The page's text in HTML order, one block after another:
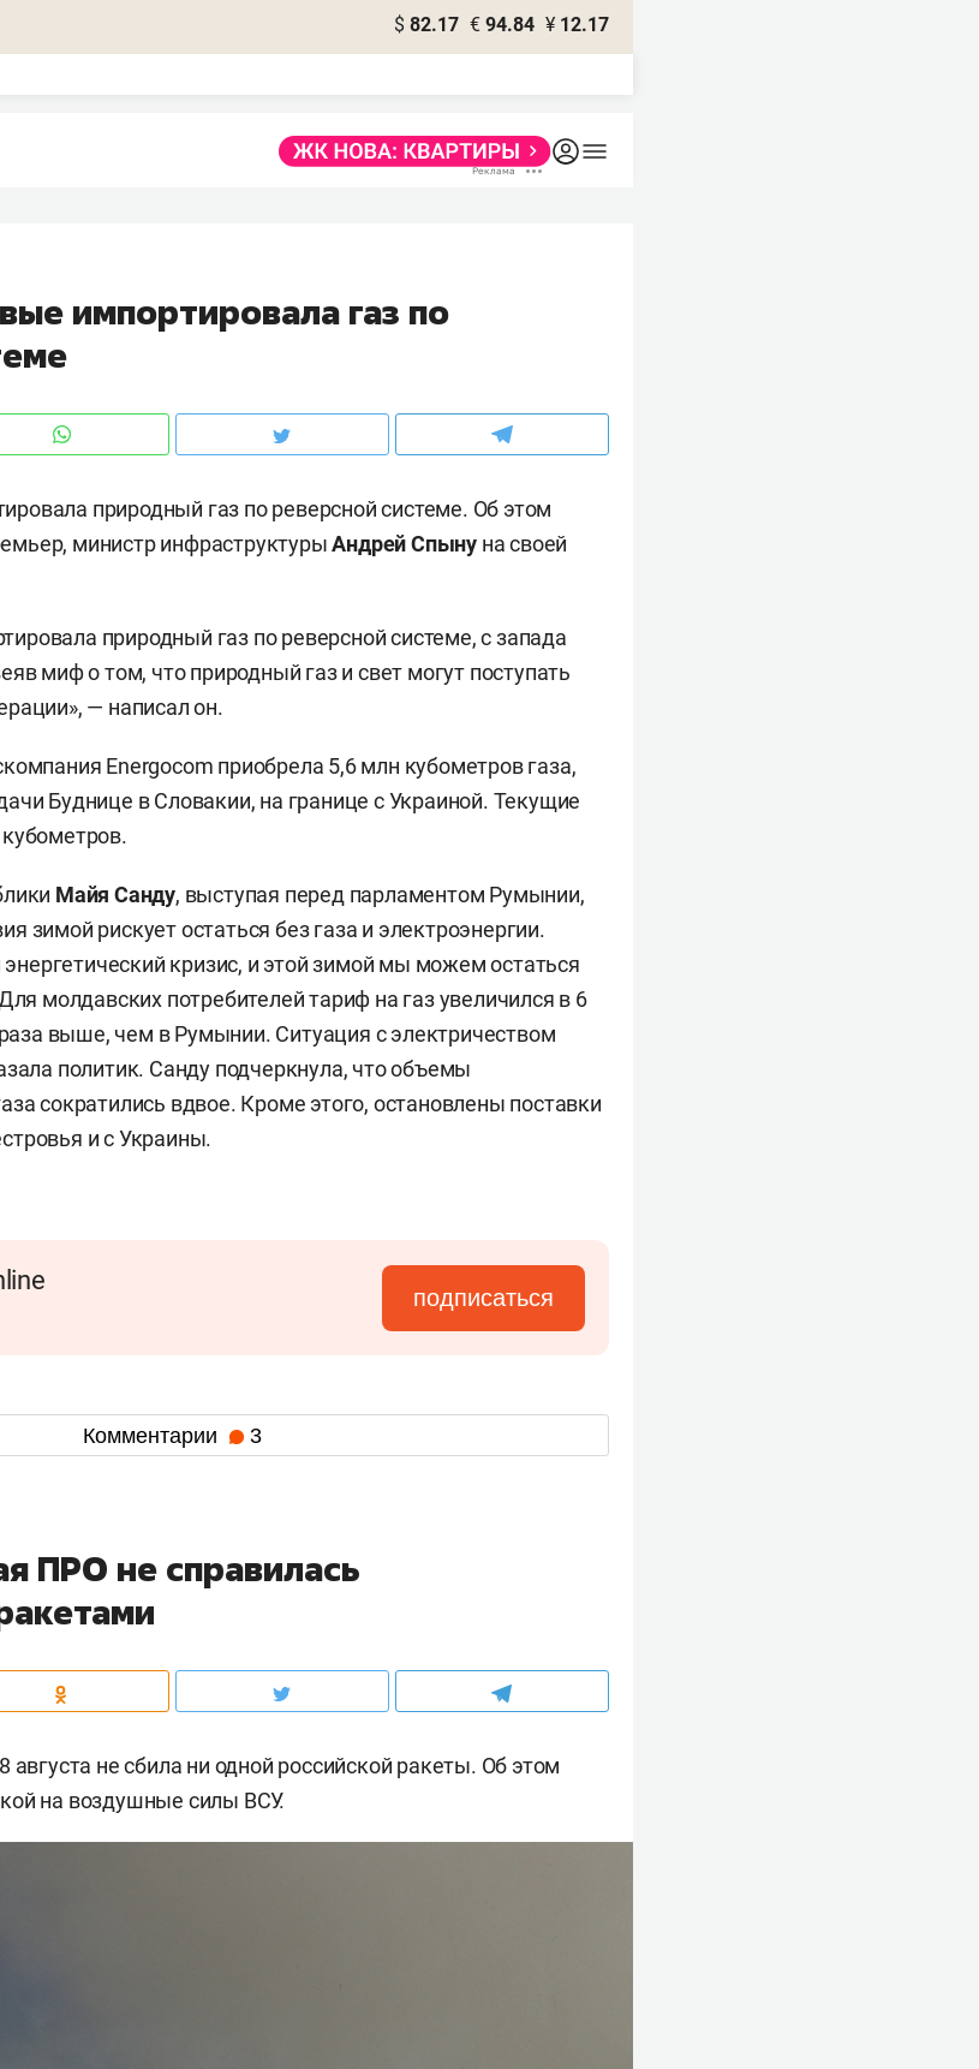
$ 82.17 € 94.84 ¥ 12.17
импортировала газ по
природный газ по реверсной системе. Об этом
министр инфраструктурыАндрей Спыну на своей
природный газ по реверсной системе, с запада
миф о том, что природный газ и свет могут поступать
— написал он.
Energocom приобрела 5,6 млн кубометров газа,
Буднице в Словакии, на границе с Украиной. Текущие
Майя Санду, выступая перед парламентом Румынии,
зимой рискует остаться без газа и электроэнергии.
кризис, и этой зимой мы можем остаться
молдавских потребителей тариф на газ увеличился в 6
раза выше, чем в Румынии. Ситуация с электричеством
политик. Санду подчеркнула, что объемы
сократились вдвое. Кроме этого, остановлены поставки
и с Украины.
подписаться
Комментарии 3
ПРО не справилась
августа не сбила ни одной российской ракеты. Об этом
на воздушные силы ВСУ.